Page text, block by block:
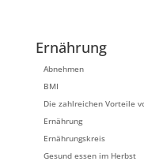
Ernährung
Abnehmen
BMI
Die zahlreichen Vorteile
Ernährung
Ernährungskreis
Gesund essen im Herbst